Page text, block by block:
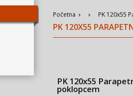
Početna PK 120x55
PK 120X55
PK 120x55
poklopcem